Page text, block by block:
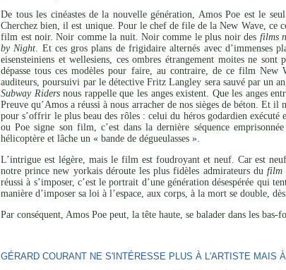
De tous les cinéastes de la nouvelle génération, Amos Poe est le
Cherchez bien, il est unique. Pour le chef de file de la New Wave, ce
film est noir. Noir comme la nuit. Noir comme le plus noir des films
by Night. Et ces gros plans de frigidaire alternés avec d’immenses
eisensteiniens et wellesiens, ces ombres étrangement moites ne sont
dépasse tous ces modèles pour faire, au contraire, de ce film New
auditeurs, poursuivi par le détective Fritz Langley sera sauvé par un
Subway Ridersnous rappelle que les anges existent. Que les anges
Preuve qu’Amos a réussi à nous arracher de nos sièges de béton. Et
pour s’offrir le plus beau des rôles : celui du héros godardien
ou Poe signe son film, c’est dans la dernière séquence
hélicoptère et lâche un « bande de dégueulasses ».
L’intrigue est légère, mais le film est foudroyant et neuf. Car est
notre prince new yorkais déroute les plus fidèles admirateurs du film
réussi à s’imposer, c’est le portrait d’une génération désespérée qui
manière d’imposer sa loi à l’espace, aux corps, à la mort se double,
Par conséquent, Amos Poe peut, la tête haute, se balader dans les
GÉRARD COURANT NE S'INTÉRESSE PLUS À L'ARTISTE MAIS